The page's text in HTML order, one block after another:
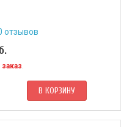
отзывов
.
В КОРЗИНУ
ее поддерживают крупные